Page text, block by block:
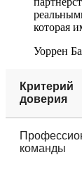
которая
Уоррен
Критерий
доверия
команды